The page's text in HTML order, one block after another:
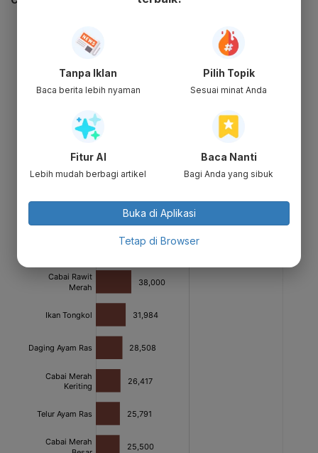
Tanpa Iklan
Baca berita lebih nyaman
Pilih Topik
Sesuai minat Anda
Fitur AI
Lebih mudah berbagi artikel
Baca Nanti
Bagi Anda yang sibuk
Buka di Aplikasi
Tetap di Browser